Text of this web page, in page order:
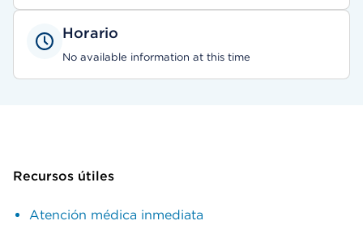
Horario
No available information at this time
Recursos útiles
Atención médica inmediata